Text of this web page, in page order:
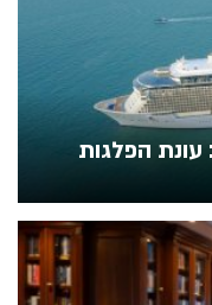
עונת הפלגות